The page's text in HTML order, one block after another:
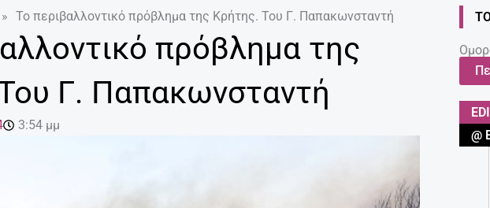
» Το περιβαλλοντικό πρόβλημα της Κρήτης. Του Γ. Παπακωνσταντή
πρόβλημα της
Γ. Παπακωνσταντή
3:54 μμ
@